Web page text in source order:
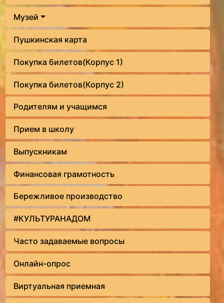
Музей
Пушкинская карта
Покупка билетов(Корпус 1)
Покупка билетов(Корпус 2)
Родителям и учащимся
Прием в школу
Выпускникам
Финансовая грамотность
Бережливое производство
#КУЛЬТУРАНАДОМ
Часто задаваемые вопросы
Онлайн-опрос
Виртуальная приемная